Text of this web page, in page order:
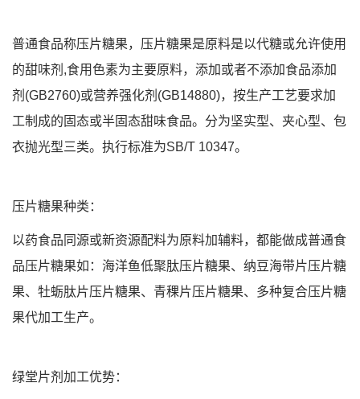
普通食品称压片糖果，压片糖果是原料是以代糖或允许使用
的甜味剂,食用色素为主要原料，添加或者不添加食品添加
剂(GB2760)或营养强化剂(GB14880)，按生产工艺要求加
工制成的固态或半固态甜味食品。分为坚实型、夹心型、包
衣抛光型三类。执行标准为SB/T 10347。
压片糖果种类：
以药食品同源或新资源配料为原料加辅料，都能做成普通食
品压片糖果如：海洋鱼低聚肽压片糖果、纳豆海带片压片糖
果、牡蛎肽片压片糖果、青稞片压片糖果、多种复合压片糖
果代加工生产。
绿堂片剂加工优势：